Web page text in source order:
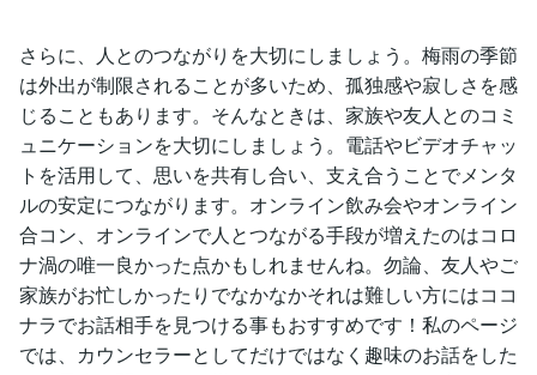
さらに、人とのつながりを大切にしましょう。梅雨の季節
は外出が制限されることが多いため、孤独感や寂しさを感
じることもあります。そんなときは、家族や友人とのコミ
ュニケーションを大切にしましょう。電話やビデオチャッ
トを活用して、思いを共有し合い、支え合うことでメンタ
ルの安定につながります。オンライン飲み会やオンライン
合コン、オンラインで人とつながる手段が増えたのはコロ
ナ渦の唯一良かった点かもしれませんね。勿論、友人やご
家族がお忙しかったりでなかなかそれは難しい方にはココ
ナラでお話相手を見つける事もおすすめです！私のページ
では、カウンセラーとしてだけではなく趣味のお話をした